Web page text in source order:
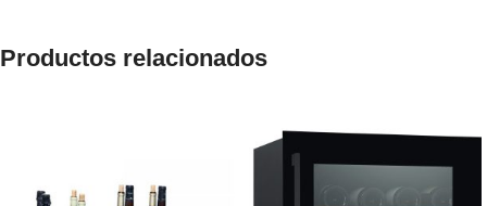
Productos relacionados